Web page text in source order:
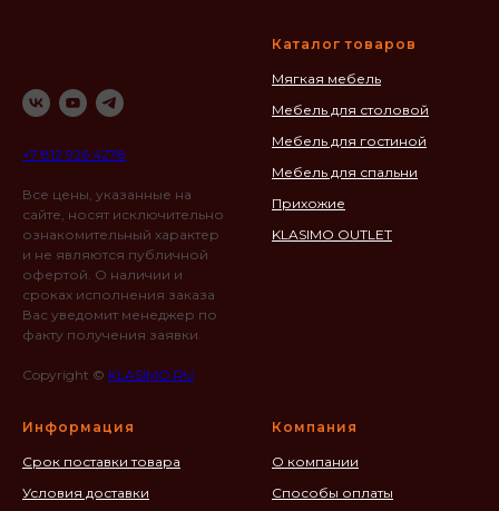
+7 812 926 4278
Все цены, указанные на
сайте, носят исключительно
ознакомительный характер
и не являются публичной
офертой. О наличии и
сроках исполнения заказа
Вас уведомит менеджер по
факту получения заявки.
Copyright © KLASIMO.RU
Каталог товаров
Мягкая мебель
Мебель для столовой
Мебель для гостиной
Мебель для спальни
Прихожие
KLASIMO OUTLET
Информация
Срок поставки товара
Условия доставки
Компания
О компании
Способы оплаты